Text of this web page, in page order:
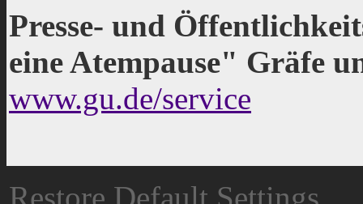
Presse- und
eine Atempause" Gräfe
www.gu.de/service
Restore Default Settings